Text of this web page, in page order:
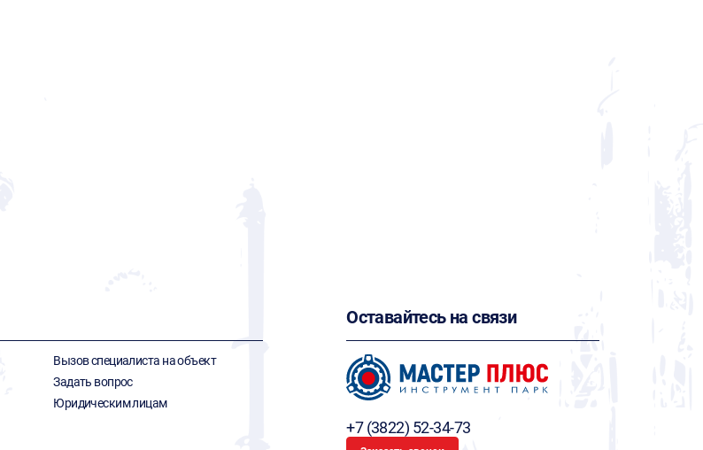
Вызов специалиста на объект
Задать вопрос
Юридическим лицам
Оставайтесь на связи
+7 (3822) 52-34-73